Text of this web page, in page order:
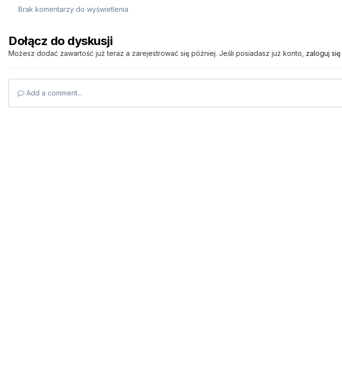
Brak komentarzy do wyświetlenia
Dołącz do dyskusji
Możesz dodać zawartość już teraz a zarejestrować się później. Jeśli posiadasz już konto, zaloguj się
Add a comment...